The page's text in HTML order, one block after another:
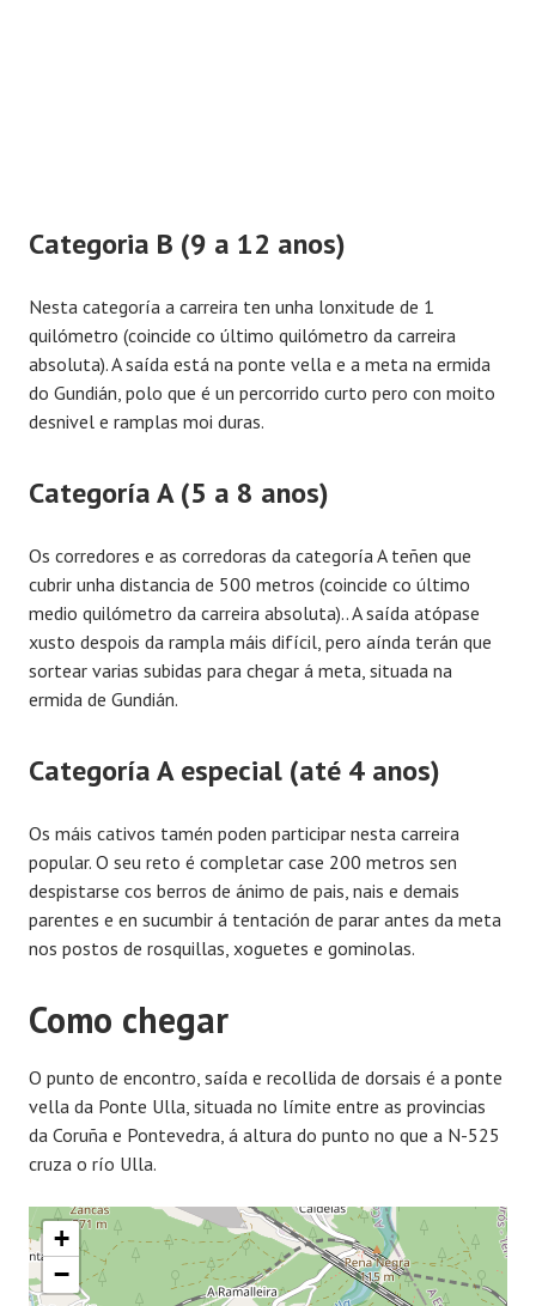
Categoria B (9 a 12 anos)
Nesta categoría a carreira ten unha lonxitude de 1
quilómetro (coincide co último quilómetro da carreira
absoluta). A saída está na ponte vella e a meta na ermida
do Gundián, polo que é un percorrido curto pero con moito
desnivel e ramplas moi duras.
Categoría A (5 a 8 anos)
Os corredores e as corredoras da categoría A teñen que
cubrir unha distancia de 500 metros (coincide co último
medio quilómetro da carreira absoluta).. A saída atópase
xusto despois da rampla máis difícil, pero aínda terán que
sortear varias subidas para chegar á meta, situada na
ermida de Gundián.
Categoría A especial (até 4 anos)
Os máis cativos tamén poden participar nesta carreira
popular. O seu reto é completar case 200 metros sen
despistarse cos berros de ánimo de pais, nais e demais
parentes e en sucumbir á tentación de parar antes da meta
nos postos de rosquillas, xoguetes e gominolas.
Como chegar
O punto de encontro, saída e recollida de dorsais é a ponte
vella da Ponte Ulla, situada no límite entre as provincias
da Coruña e Pontevedra, á altura do punto no que a N-525
cruza o río Ulla.
+
−